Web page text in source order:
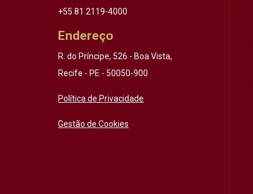
+55 81 2119-4000
Endereço
R. do Príncipe, 526 - Boa Vista,
Recife - PE - 50050-900
Política de Privacidade
Gestão de Cookies